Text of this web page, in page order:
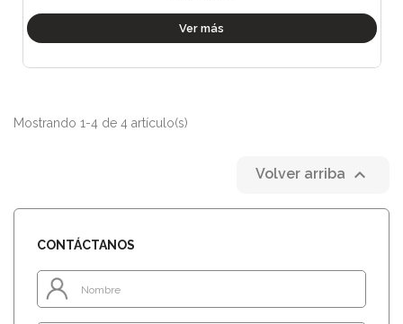
CONTÁCTANOS
Ver más
Mostrando 1-4 de 4 artículo(s)
Volver arriba 